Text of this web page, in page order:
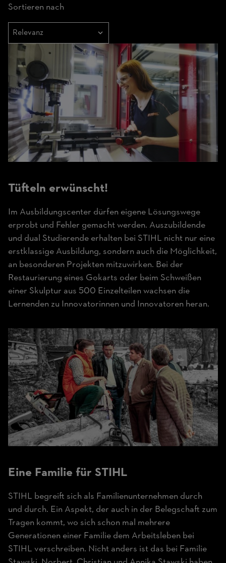
Sortieren nach
Sortieren
nach
Tüfteln erwünscht!
Im Ausbildungscenter dürfen eigene Lösungswege
erprobt und Fehler gemacht werden. Auszubildende
und dual Studierende erhalten bei STIHL nicht nur eine
erstklassige Ausbildung, sondern auch die Möglichkeit,
an besonderen Projekten mitzuwirken. Bei der
Restaurierung eines Gokarts oder beim Schweißen
einer Skulptur aus 500 Einzelteilen wachsen die
Lernenden zu Innovatorinnen und Innovatoren heran.
Eine Familie für STIHL
STIHL begreift sich als Familienunternehmen durch
und durch. Ein Aspekt, der auch in der Belegschaft zum
Tragen kommt, wo sich schon mal mehrere
Generationen einer Familie dem Arbeitsleben bei
STIHL verschreiben. Nicht anders ist das bei Familie